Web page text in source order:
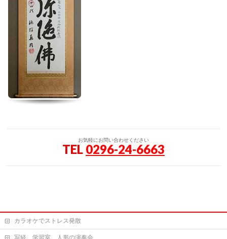
お気軽にお問い合わせください
TEL 0296-24-6663
カラオケでストレス発散
写経、学習室、人形の演奏会